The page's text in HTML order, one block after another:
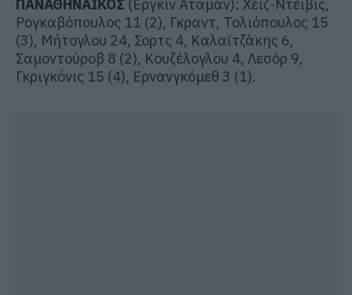
ΠΑΝΑΘΗΝΑΪΚΟΣ (Εργκίν Αταμάν): Χέιζ-Ντέιβις,
Ρογκαβόπουλος 11 (2), Γκραντ, Τολιόπουλος 15
(3), Μήτογλου 24, Σορτς 4, Καλαϊτζάκης 6,
Σαμοντούροβ 8 (2), Κουζέλογλου 4, Λεσόρ 9,
Γκριγκόνις 15 (4), Ερνανγκόμεθ 3 (1).